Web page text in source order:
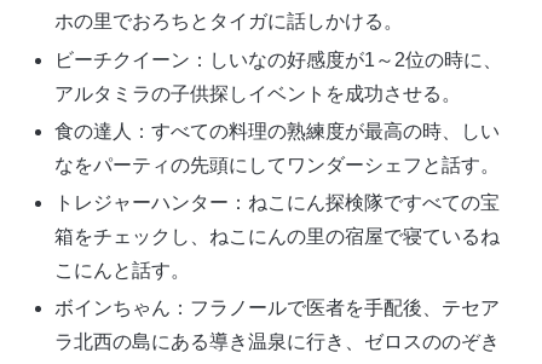
ホの里でおろちとタイガに話しかける。
ビーチクイーン：しいなの好感度が1～2位の時に、
アルタミラの子供探しイベントを成功させる。
食の達人：すべての料理の熟練度が最高の時、しい
なをパーティの先頭にしてワンダーシェフと話す。
トレジャーハンター：ねこにん探検隊ですべての宝
箱をチェックし、ねこにんの里の宿屋で寝ているね
こにんと話す。
ボインちゃん：フラノールで医者を手配後、テセア
ラ北西の島にある導き温泉に行き、ゼロスののぞき